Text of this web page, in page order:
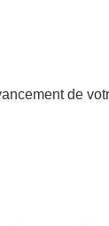
de